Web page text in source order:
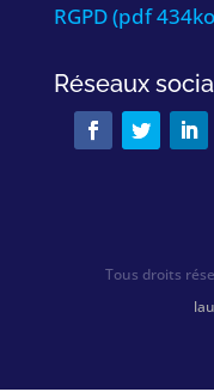
RGPD (pdf
Réseaux
Tous droits